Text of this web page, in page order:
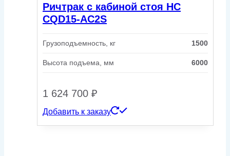
Ричтрак с кабиной стоя HC
CQD15-AC2S
Грузоподъемность, кг 1500
Высота подъема, мм 6000
1 624 700 ₽
Добавить к заказу